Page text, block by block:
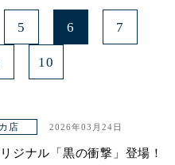
5 6 7
10
店 2026年03月24日
ジナル「黒の衝撃」登場！